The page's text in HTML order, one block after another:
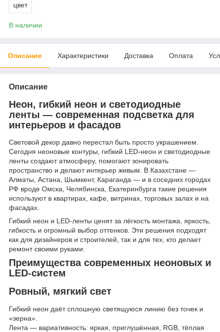
цвет
В наличии
Описание Характеристики Доставка Оплата
Описание
Неон, гибкий неон и светодиодные
ленты — современная подсветка для
интерьеров и фасадов
Световой декор давно перестал быть просто украшением.
Сегодня неоновые контуры, гибкий LED-неон и светодиодные
ленты создают атмосферу, помогают зонировать
пространство и делают интерьер живым. В Казахстане —
Алматы, Астана, Шымкент, Караганда — и в соседних городах
РФ вроде Омска, Челябинска, Екатеринбурга такие решения
используют в квартирах, кафе, витринах, торговых залах и на
фасадах.
Гибкий неон и LED-ленты ценят за лёгкость монтажа, яркость,
гибкость и огромный выбор оттенков. Эти решения подходят
как для дизайнеров и строителей, так и для тех, кто делает
ремонт своими руками.
Преимущества современных неоновых и
LED-систем
Ровный, мягкий свет
Гибкий неон даёт сплошную светящуюся линию без точек и
«зерна».
Лента — вариативность: яркая, приглушённая, RGB, тёплая